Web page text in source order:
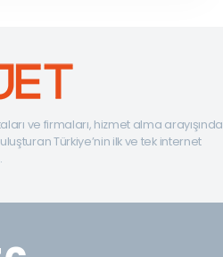
ve firmaları, hizmet alma arayışında
Türkiye’nin ilk ve tek internet